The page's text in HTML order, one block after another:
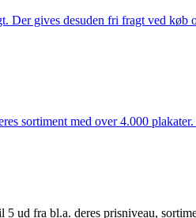
Der gives desuden fri fragt ved
sortiment med over 4.000
ud fra bl.a. deres prisniveau,